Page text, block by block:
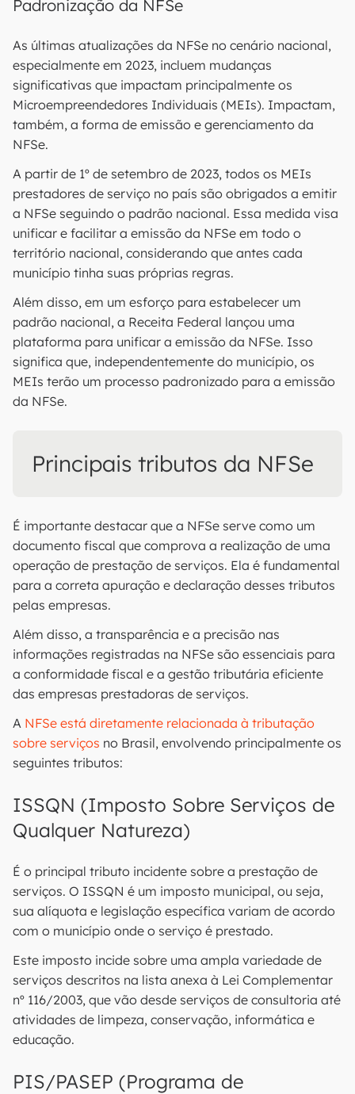
Padronização da NFSe
As últimas atualizações da NFSe no cenário nacional,
especialmente em 2023, incluem mudanças
significativas que impactam principalmente os
Microempreendedores Individuais (MEIs). Impactam,
também, a forma de emissão e gerenciamento da
NFSe.
A partir de 1º de setembro de 2023, todos os MEIs
prestadores de serviço no país são obrigados a emitir
a NFSe seguindo o padrão nacional. Essa medida visa
unificar e facilitar a emissão da NFSe em todo o
território nacional, considerando que antes cada
município tinha suas próprias regras.
Além disso, em um esforço para estabelecer um
padrão nacional, a Receita Federal lançou uma
plataforma para unificar a emissão da NFSe. Isso
significa que, independentemente do município, os
MEIs terão um processo padronizado para a emissão
da NFSe.
Principais tributos da NFSe
É importante destacar que a NFSe serve como um
documento fiscal que comprova a realização de uma
operação de prestação de serviços. Ela é fundamental
para a correta apuração e declaração desses tributos
pelas empresas.
Além disso, a transparência e a precisão nas
informações registradas na NFSe são essenciais para
a conformidade fiscal e a gestão tributária eficiente
das empresas prestadoras de serviços.
A NFSe está diretamente relacionada à tributação
sobre serviços no Brasil, envolvendo principalmente os
seguintes tributos:
ISSQN (Imposto Sobre Serviços de
Qualquer Natureza)
É o principal tributo incidente sobre a prestação de
serviços. O ISSQN é um imposto municipal, ou seja,
sua alíquota e legislação específica variam de acordo
com o município onde o serviço é prestado.
Este imposto incide sobre uma ampla variedade de
serviços descritos na lista anexa à Lei Complementar
nº 116/2003, que vão desde serviços de consultoria até
atividades de limpeza, conservação, informática e
educação.
PIS/PASEP (Programa de